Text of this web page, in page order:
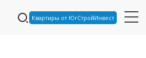
Квартиры от ЮгСтройИнвест